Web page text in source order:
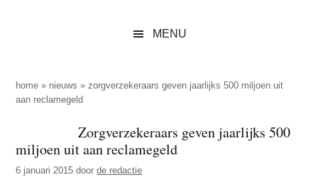
p
d
z
e
i
n
n
d
MENU
home » nieuws »zorgverzekeraars geven jaarlijks 500 miljoen uit
aan reclamegeld
Zorgverzekeraars geven jaarlijks 500
miljoen uit aan reclamegeld
6 januari 2015 doorde redactie